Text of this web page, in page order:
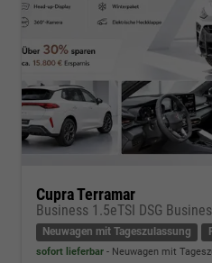
Cupra Terramar
Neuwagen mit Tageszulassung
sofort lieferbar Neuwagen mit